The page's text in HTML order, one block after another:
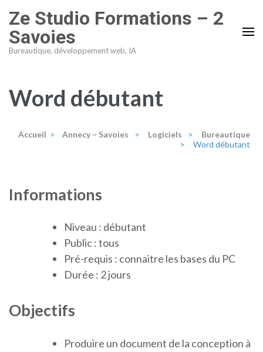
au
contenu
(Pressez
Ze Studio Formations – 2
Savoies
Bureautique, développement web, IA
Word débutant
Accueil > Annecy – Savoies > Logiciels >
Bureautique
>
Word débutant
Informations
Niveau : débutant
Public : tous
Pré-requis : connaitre les bases du PC
Durée : 2 jours
Objectifs
Produire un document de la conception à